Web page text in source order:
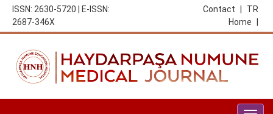
ISSN: 2630-5720 | E-ISSN:
2687-346X
TR
Contact
Home